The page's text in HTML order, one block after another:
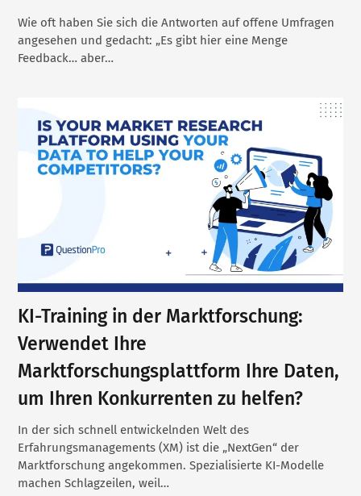
Wie oft haben Sie sich die Antworten auf offene Umfragen
angesehen und gedacht: „Es gibt hier eine Menge
Feedback… aber…
KI-Training in der Marktforschung:
Verwendet Ihre
Marktforschungsplattform Ihre Daten,
um Ihren Konkurrenten zu helfen?
In der sich schnell entwickelnden Welt des
Erfahrungsmanagements (XM) ist die „NextGen“ der
Marktforschung angekommen. Spezialisierte KI-Modelle
machen Schlagzeilen, weil…